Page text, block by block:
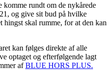
rundt om de nykårede
og give sit bud på hvilke
hingst skal rumme, for at den kan
kan følges direkte af alle
optaget og efterfølgende lagt
afBLUE HORS PLUS.